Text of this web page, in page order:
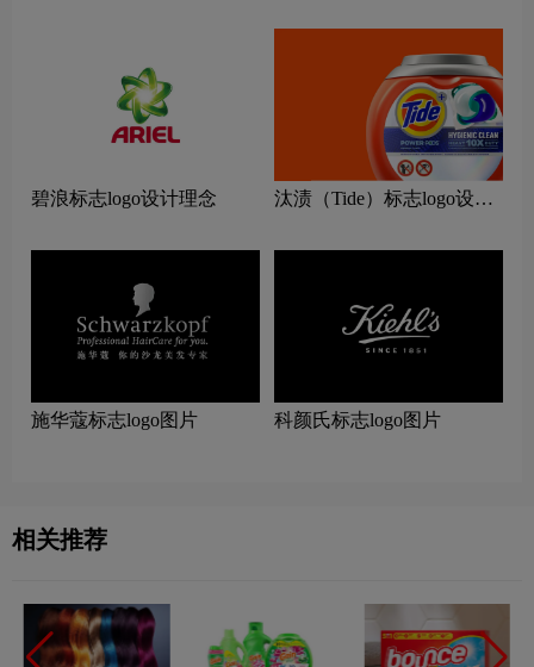
碧浪标志logo设计理念
汰渍（Tide）标志logo设计
施华蔻标志logo图片 科颜氏标志logo图片
相关推荐